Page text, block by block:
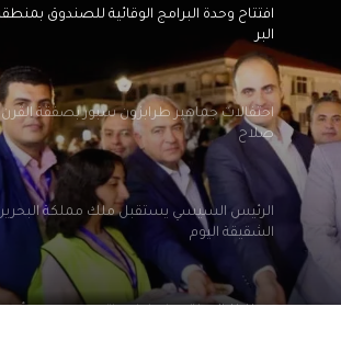
افتتاح وحدة البرامج الوقائية للصندوق
البر
احتفالات جماهير طرابزون سبور بصفقة
صلاح
الرئيس السيسي يستقبل ملك مملكة
الشقيقة اليوم